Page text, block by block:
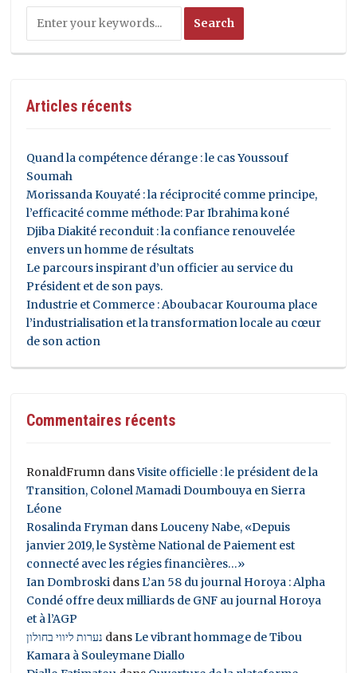
Articles récents
Quand la compétence dérange : le cas Youssouf
Soumah
Morissanda Kouyaté : la réciprocité comme principe,
l’efficacité comme méthode: Par Ibrahima koné
Djiba Diakité reconduit : la confiance renouvelée
envers un homme de résultats
Le parcours inspirant d’un officier au service du
Président et de son pays.
Industrie et Commerce : Aboubacar Kourouma place
l’industrialisation et la transformation locale au cœur
de son action
Commentaires récents
RonaldFrumn dansVisite officielle : le président de la
Transition, Colonel Mamadi Doumbouya en Sierra
Léone
Rosalinda Fryman dansLouceny Nabe, «Depuis
janvier 2019, le Système National de Paiement est
connecté avec les régies financières…»
Ian Dombroski dansL’an 58 du journal Horoya : Alpha
Condé offre deux milliards de GNF au journal Horoya
et à l’AGP
נערות ליווי בחולון dansLe vibrant hommage de Tibou
Kamara à Souleymane Diallo